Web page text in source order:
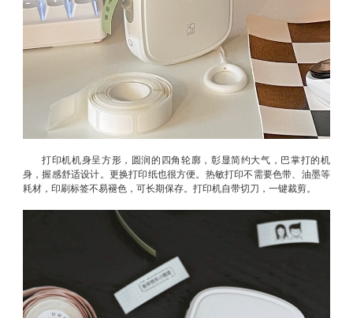
打印机机身呈方形，圆润的四角轮廓，彰显简约大气，巴掌打的机
身，握感舒适设计。更换打印纸也很方便。热敏打印不需要色带、油墨等
耗材，印刷标签不易褪色，可长期保存。打印机自带切刀，一键裁剪。